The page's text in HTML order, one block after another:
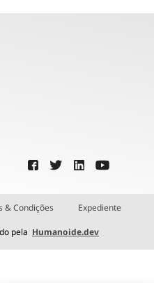
& Condições Expediente
pela Humanoide.dev